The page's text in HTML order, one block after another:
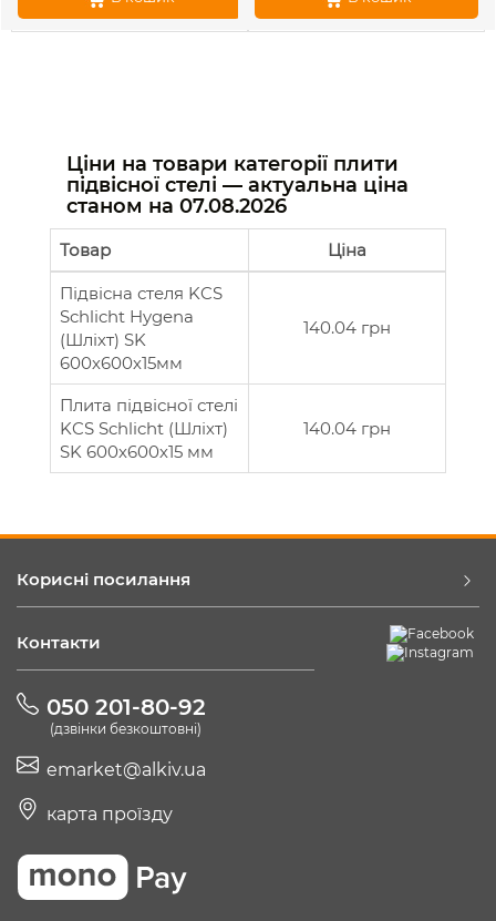
Ціни на товари категорії плити
підвісної стелі — актуальна ціна
станом на 07.08.2026
Товар Ціна
Підвісна стеля KCS
Schlicht Hygena
(Шліхт) SK
600х600х15мм
140.04 грн
Плита підвісної стелі
KCS Schlicht (Шліхт)
SK 600х600х15 мм
140.04 грн
Корисні посилання
Контакти
050 201-80-92
(дзвінки безкоштовні)
emarket@alkiv.ua
карта проїзду